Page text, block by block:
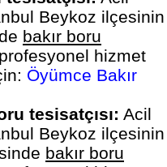
Beykoz ilçesinin
bakır boru
hizmet
Öyümce Bakır
tesisatçısı: Acil
Beykoz ilçesinin
bakır boru